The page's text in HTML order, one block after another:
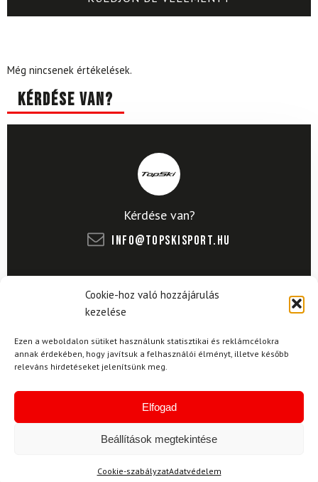
Cookie-hoz való hozzájárulás
kezelése
Ezen a weboldalon sütiket használunk statisztikai és reklámcélokra
annak érdekében, hogy javítsuk a felhasználói élményt, illetve később
releváns hirdetéseket jelenítsünk meg.
Elfogad
Beállítások megtekintése
Cookie-szabályzatAdatvédelem
Még nincsenek értékelések.
Kérdése van?
Kérdése van?
info@topskisport.hu
E-mail